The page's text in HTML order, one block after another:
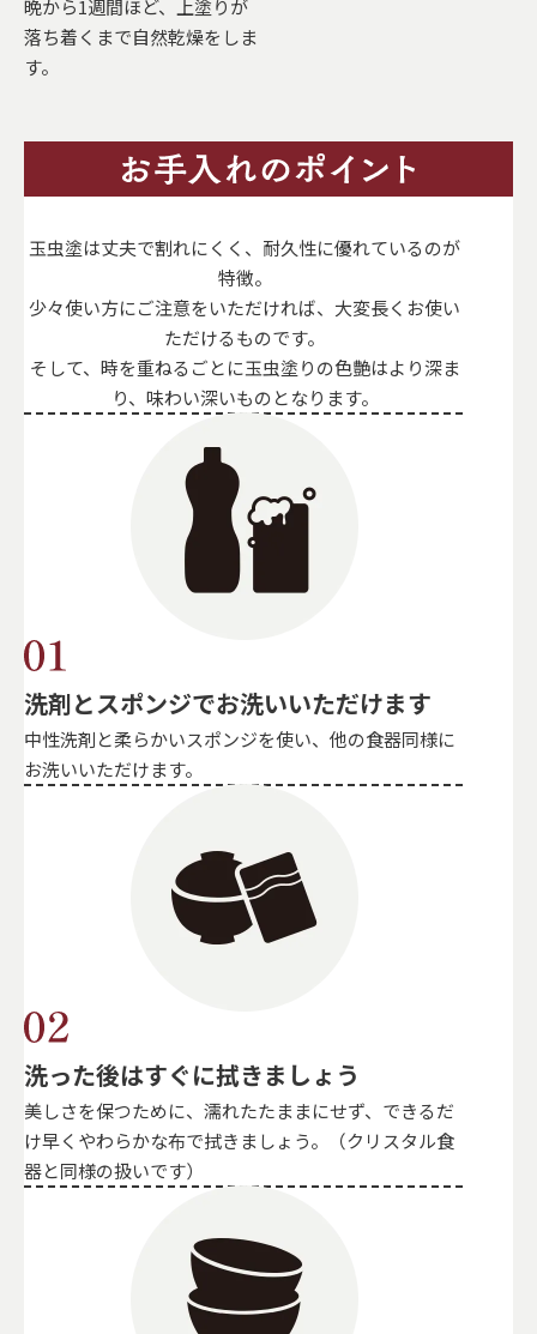
晩から1週間ほど、上塗りが
落ち着くまで自然乾燥をしま
す。
玉虫塗は丈夫で割れにくく、耐久性に優れているのが
特徴。
少々使い方にご注意をいただければ、大変長くお使い
ただけるものです。
そして、時を重ねるごとに玉虫塗りの色艶はより深ま
り、味わい深いものとなります。
洗剤とスポンジでお洗いいただけます
中性洗剤と柔らかいスポンジを使い、他の食器同様に
お洗いいただけます。
洗った後はすぐに拭きましょう
美しさを保つために、濡れたたままにせず、できるだ
け早くやわらかな布で拭きましょう。（クリスタル食
器と同様の扱いです）